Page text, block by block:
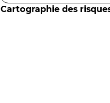
Cartographie des